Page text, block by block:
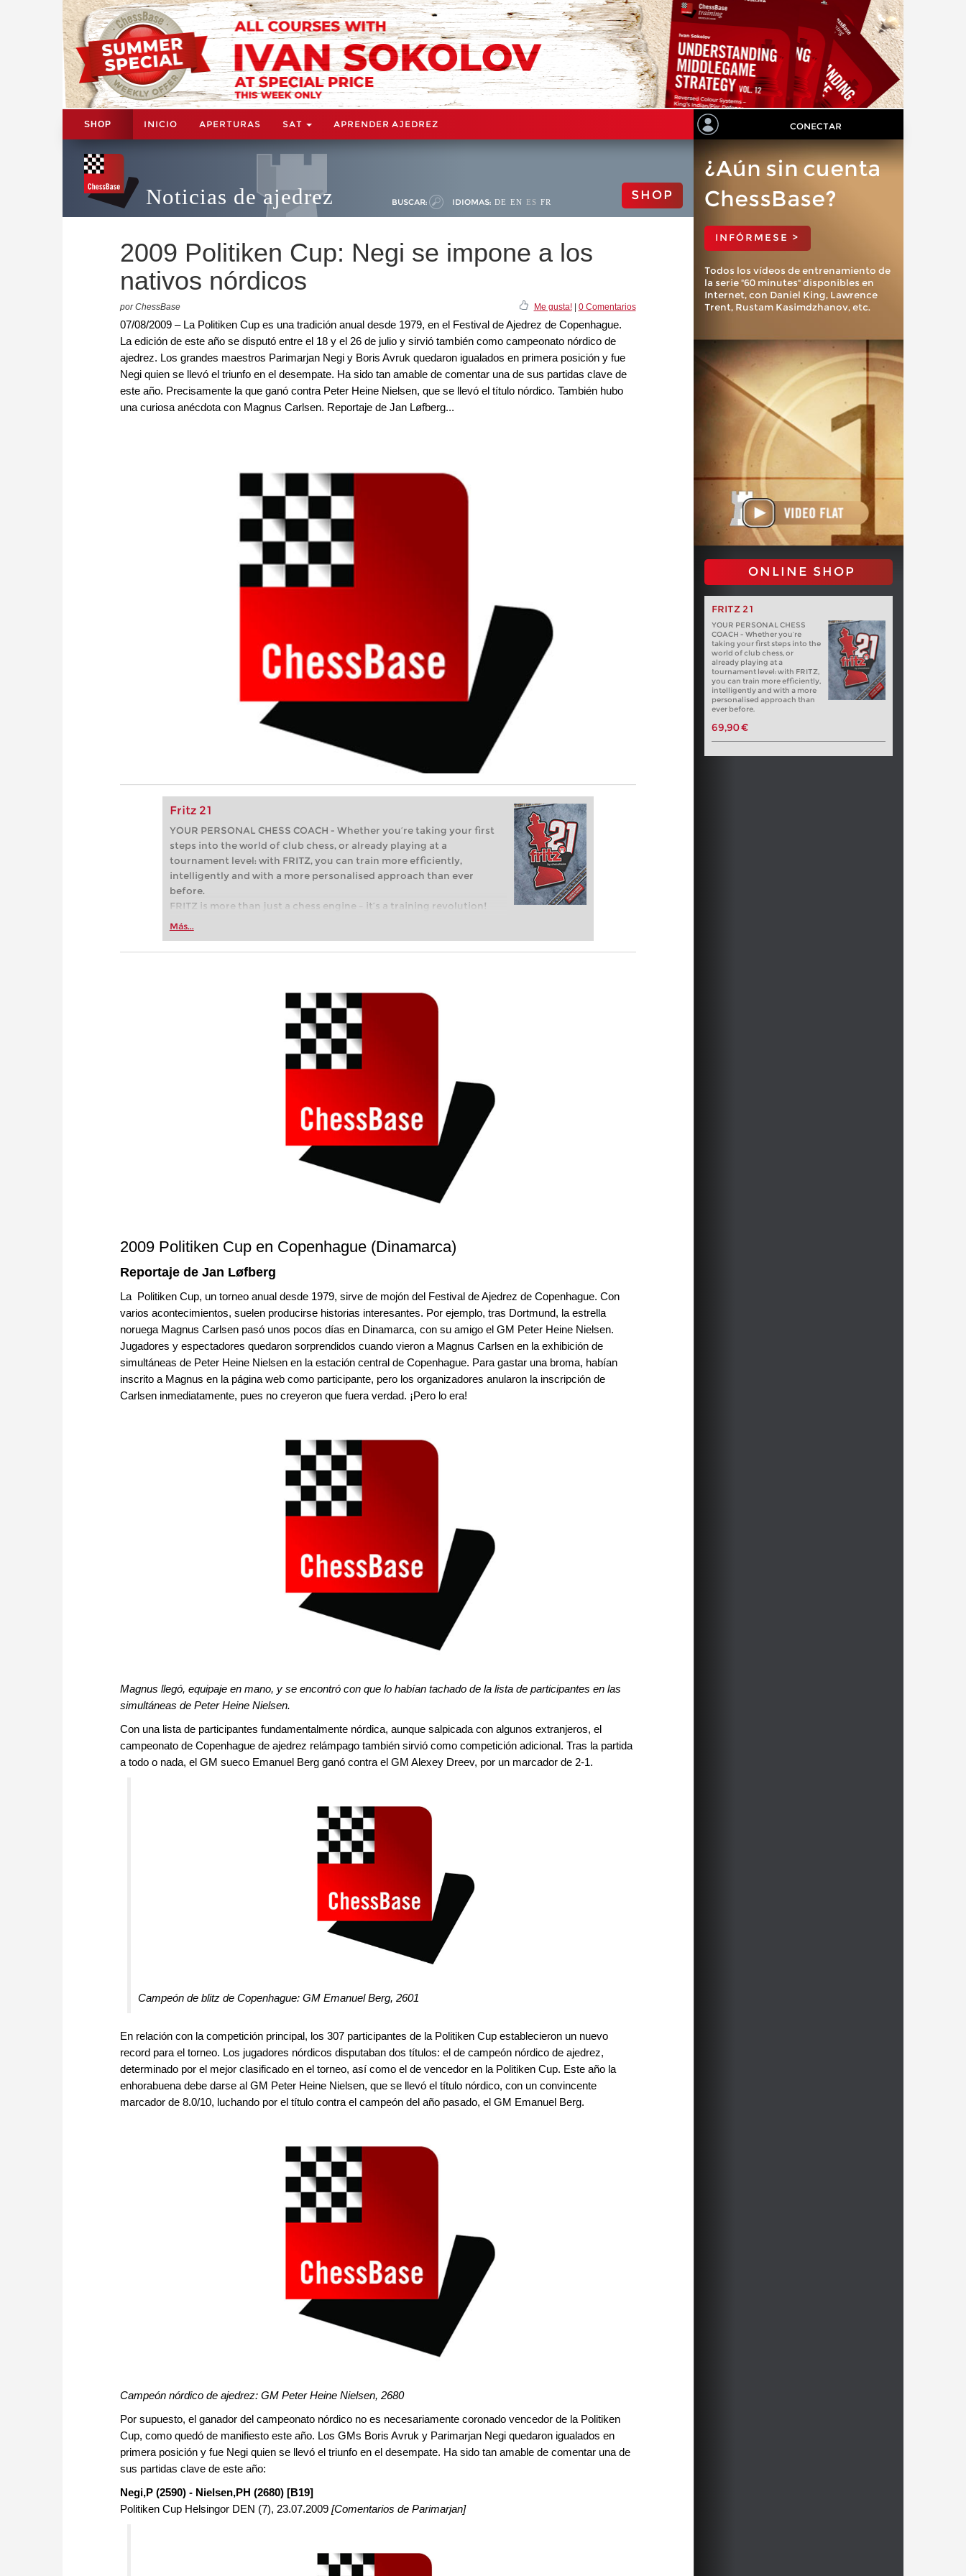
SHOP INICIO APERTURAS SAT APRENDER AJEDREZ CONECTAR
Noticias de ajedrez BUSCAR: IDIOMAS: DE EN ES FR SHOP
2009 Politiken Cup: Negi se impone a los
nativos nórdicos
por ChessBase Me gusta!| 0 Comentarios
07/08/2009 – La Politiken Cup es una tradición anual desde 1979, en el Festival de Ajedrez de Copenhague.
La edición de este año se disputó entre el 18 y el 26 de julio y sirvió también como campeonato nórdico de
ajedrez. Los grandes maestros Parimarjan Negi y Boris Avruk quedaron igualados en primera posición y fue
Negi quien se llevó el triunfo en el desempate. Ha sido tan amable de comentar una de sus partidas clave de
este año. Precisamente la que ganó contra Peter Heine Nielsen, que se llevó el título nórdico. También hubo
una curiosa anécdota con Magnus Carlsen. Reportaje de Jan Løfberg...
Fritz 21
YOUR PERSONAL CHESS COACH - Whether you’re taking your first
steps into the world of club chess, or already playing at a
tournament level: with FRITZ, you can train more efficiently,
intelligently and with a more personalised approach than ever
before.
FRITZ is more than just a chess engine – it’s a training revolution!
Whether you’re taking your first steps into the world of club chess,
more efficiently, intelligently and with a more personalised
Más...
¿Aún sin cuenta
ChessBase?
INFÓRMESE >
Todos los vídeos de entrenamiento de
la serie "60 minutes" disponibles en
Internet, con Daniel King, Lawrence
Trent, Rustam Kasimdzhanov, etc.
ONLINE SHOP
FRITZ 21
YOUR PERSONAL CHESS
COACH - Whether you’re
taking your first steps into the
world of club chess, or
already playing at a
tournament level: with FRITZ,
you can train more efficiently,
intelligently and with a more
personalised approach than
ever before.
69,90 €
2009 Politiken Cup en Copenhague (Dinamarca)
Reportaje de Jan Løfberg
La Politiken Cup, un torneo anual desde 1979, sirve de mojón del Festival de Ajedrez de Copenhague. Con
varios acontecimientos, suelen producirse historias interesantes. Por ejemplo, tras Dortmund, la estrella
noruega Magnus Carlsen pasó unos pocos días en Dinamarca, con su amigo el GM Peter Heine Nielsen.
Jugadores y espectadores quedaron sorprendidos cuando vieron a Magnus Carlsen en la exhibición de
simultáneas de Peter Heine Nielsen en la estación central de Copenhague. Para gastar una broma, habían
inscrito a Magnus en la página web como participante, pero los organizadores anularon la inscripción de
Carlsen inmediatamente, pues no creyeron que fuera verdad. ¡Pero lo era!
Magnus llegó, equipaje en mano, y se encontró con que lo habían tachado de la lista de participantes en las
simultáneas de Peter Heine Nielsen.
Con una lista de participantes fundamentalmente nórdica, aunque salpicada con algunos extranjeros, el
campeonato de Copenhague de ajedrez relámpago también sirvió como competición adicional. Tras la partida
a todo o nada, el GM sueco Emanuel Berg ganó contra el GM Alexey Dreev, por un marcador de 2-1.
Campeón de blitz de Copenhague: GM Emanuel Berg, 2601
En relación con la competición principal, los 307 participantes de la Politiken Cup establecieron un nuevo
record para el torneo. Los jugadores nórdicos disputaban dos títulos: el de campeón nórdico de ajedrez,
determinado por el mejor clasificado en el torneo, así como el de vencedor en la Politiken Cup. Este año la
enhorabuena debe darse al GM Peter Heine Nielsen, que se llevó el título nórdico, con un convincente
marcador de 8.0/10, luchando por el título contra el campeón del año pasado, el GM Emanuel Berg.
Campeón nórdico de ajedrez: GM Peter Heine Nielsen, 2680
Por supuesto, el ganador del campeonato nórdico no es necesariamente coronado vencedor de la Politiken
Cup, como quedó de manifiesto este año. Los GMs Boris Avruk y Parimarjan Negi quedaron igualados en
primera posición y fue Negi quien se llevó el triunfo en el desempate. Ha sido tan amable de comentar una de
sus partidas clave de este año:
Negi,P (2590) - Nielsen,PH (2680) [B19]
Politiken Cup Helsingor DEN (7), 23.07.2009 [Comentarios de Parimarjan]